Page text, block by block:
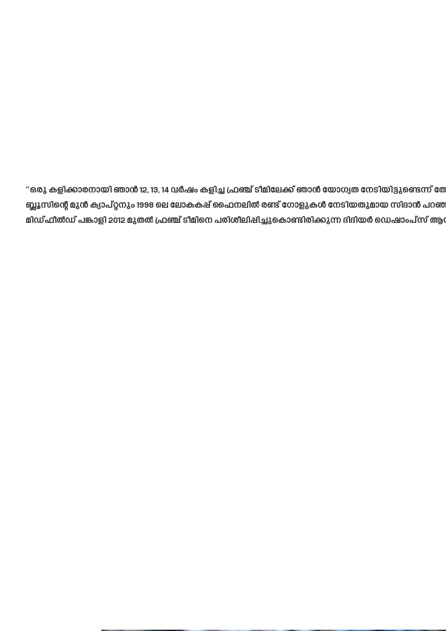
“ഒരു കളിക്കാരനായി ഞാൻ 12, 13, 14 വർഷം കളിച്ച ഫ്രഞ്ച് ടീമിലേക്ക് ഞാൻ യോഗ്യത
ബ്ലൂസിന്റെ മുൻ ക്യാപ്റ്റനും 1998 ലെ ലോകകപ്പ് ഫൈനലിൽ രണ്ട് ഗോളുകൾ നേടിയതുമായ സിദാൻ
മിഡ്ഫീൽഡ് പങ്കാളി 2012 മുതൽ ഫ്രഞ്ച് ടീമിനെ പരിശീലിപ്പിച്ചുകൊണ്ടിരിക്കുന്ന ദിദിയർ ഡെഷാംപ്‌സ്